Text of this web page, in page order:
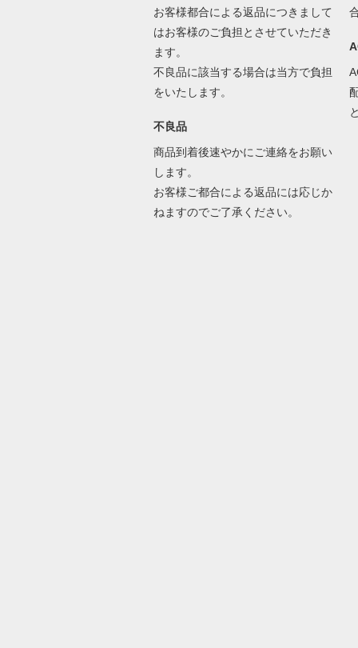
お客様都合による返品につきまして
はお客様のご負担とさせていただき
ます。
不良品に該当する場合は当方で負担
をいたします。
不良品
商品到着後速やかにご連絡をお願い
します。
お客様ご都合による返品には応じか
ねますのでご了承ください。